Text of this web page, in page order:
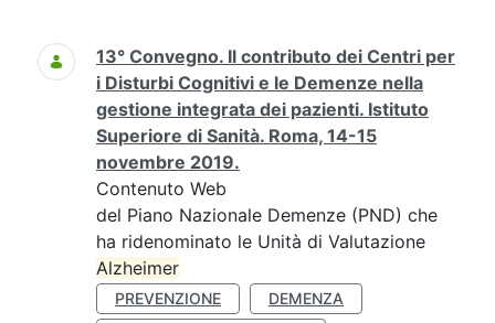
Ricerca
13° Convegno. Il contributo dei Centri per
i Disturbi Cognitivi e le Demenze nella
gestione integrata dei pazienti. Istituto
Superiore di Sanità. Roma, 14-15
novembre 2019.
Contenuto Web
del Piano Nazionale Demenze (PND) che
ha ridenominato le Unità di Valutazione
Alzheimer
PREVENZIONE
DEMENZA